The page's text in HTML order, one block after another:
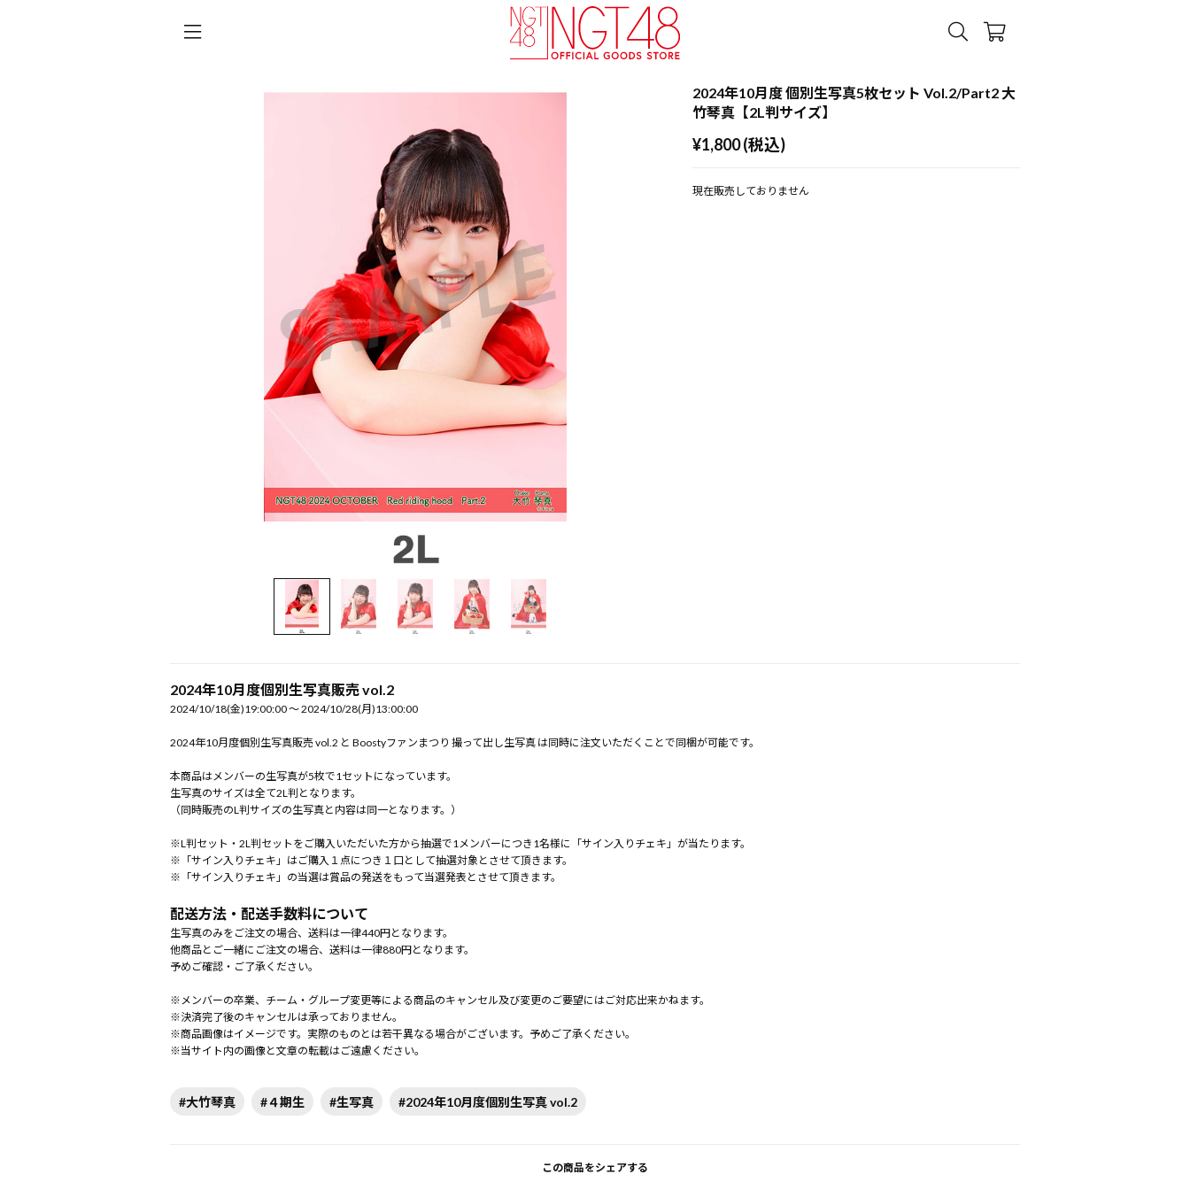
2024年10月度 個別生写真5枚セット Vol.2/Part2 大
竹琴真【2L判サイズ】
¥1,800 (税込)
現在販売しておりません
2024年10月度個別生写真販売 vol.2
2024/10/18(金)19:00:00 〜 2024/10/28(月)13:00:00
2024年10月度個別生写真販売 vol.2 と Boostyファンまつり 撮って出し生写真 は同時に注文いただくことで同梱が可能です。
本商品はメンバーの生写真が5枚で1セットになっています。
生写真のサイズは全て2L判となります。
（同時販売のL判サイズの生写真と内容は同一となります。）
※L判セット・2L判セットをご購入いただいた方から抽選で1メンバーにつき1名様に「サイン入りチェキ」が当たります。
※「サイン入りチェキ」はご購入１点につき１口として抽選対象とさせて頂きます。
※「サイン入りチェキ」の当選は賞品の発送をもって当選発表とさせて頂きます。
配送方法・配送手数料について
生写真のみをご注文の場合、送料は一律440円となります。
他商品とご一緒にご注文の場合、送料は一律880円となります。
予めご確認・ご了承ください。
※メンバーの卒業、チーム・グループ変更等による商品のキャンセル及び変更のご要望にはご対応出来かねます。
※決済完了後のキャンセルは承っておりません。
※商品画像はイメージです。実際のものとは若干異なる場合がございます。予めご了承ください。
※当サイト内の画像と文章の転載はご遠慮ください。
#大竹琴真 #４期生 #生写真 #2024年10月度個別生写真 vol.2
この商品をシェアする